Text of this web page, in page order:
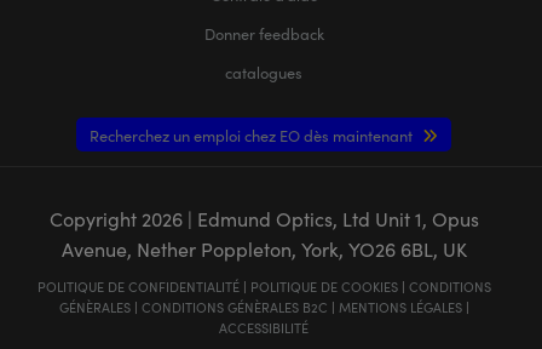
Donner feedback
catalogues
Recherchez un emploi chez EO dès maintenant
Copyright 2026| Edmund Optics, Ltd Unit 1, Opus
Avenue, Nether Poppleton, York, YO26 6BL, UK
POLITIQUE DE CONFIDENTIALITÉ| POLITIQUE DE COOKIES| CONDITIONS
GÉNÈRALES| CONDITIONS GÉNÈRALES B2C | MENTIONS LÉGALES|
ACCESSIBILITÉ